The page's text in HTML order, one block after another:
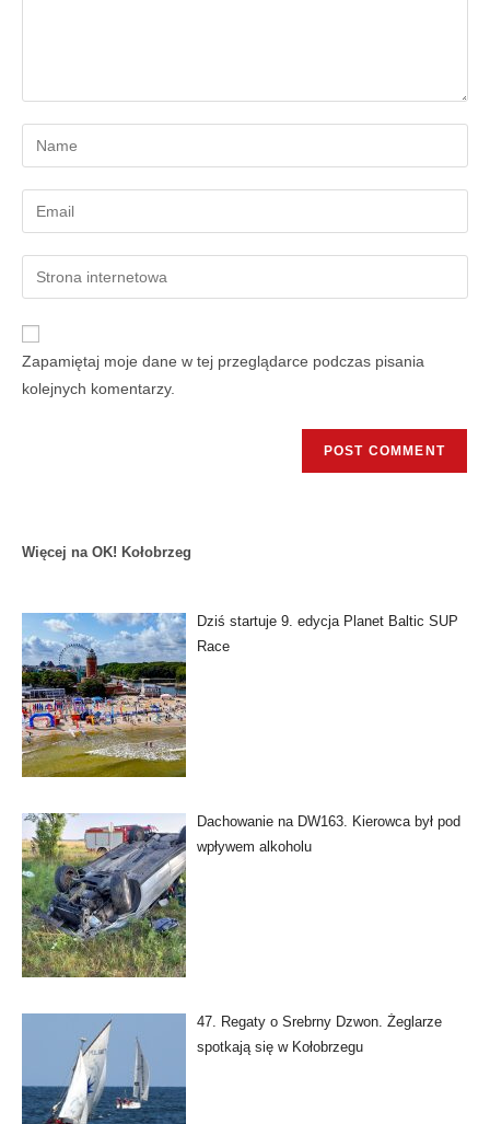
Zapamiętaj moje dane w tej przeglądarce podczas pisania
kolejnych komentarzy.
Więcej na OK! Kołobrzeg
Dziś startuje 9. edycja Planet Baltic SUP
Race
Dachowanie na DW163. Kierowca był pod
wpływem alkoholu
47. Regaty o Srebrny Dzwon. Żeglarze
spotkają się w Kołobrzegu